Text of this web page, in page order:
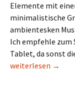
Elemente mit
minimalistische
ambientesken
Ich empfehle zum
Tablet, da sonst
Minimal im
weiterlesen →